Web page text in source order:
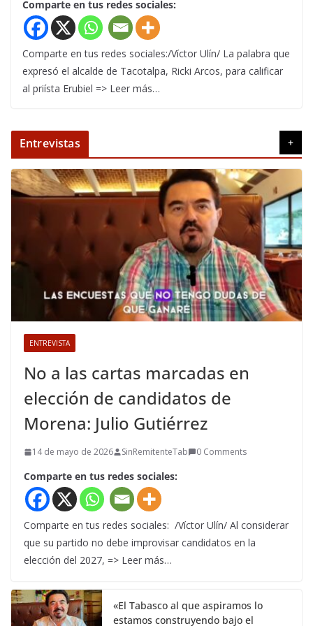
Comparte en tus redes sociales:
Comparte en tus redes sociales:/Víctor Ulín/ La palabra que
expresó el alcalde de Tacotalpa, Ricki Arcos, para calificar
al priísta Erubiel => Leer más…
Entrevistas +
ENTREVISTA
No a las cartas marcadas en
elección de candidatos de
Morena: Julio Gutiérrez
14 de mayo de 2026 SinRemitenteTab 0 Comments
Comparte en tus redes sociales:
Comparte en tus redes sociales: /Víctor Ulín/ Al considerar
que su partido no debe improvisar candidatos en la
elección del 2027, => Leer más…
«El Tabasco al que aspiramos lo
estamos construyendo bajo el